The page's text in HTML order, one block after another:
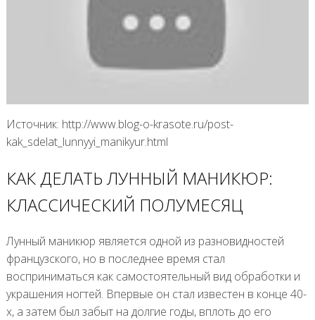
Источник: http://www.blog-o-krasote.ru/post-
kak_sdelat_lunnyyi_manikyur.html
КАК ДЕЛАТЬ ЛУННЫЙ МАНИКЮР:
КЛАССИЧЕСКИЙ ПОЛУМЕСЯЦ
Лунный маникюр является одной из разновидностей
французского, но в последнее время стал
восприниматься как самостоятельный вид обработки и
украшения ногтей. Впервые он стал известен в конце 40-
х, а затем был забыт на долгие годы, вплоть до его